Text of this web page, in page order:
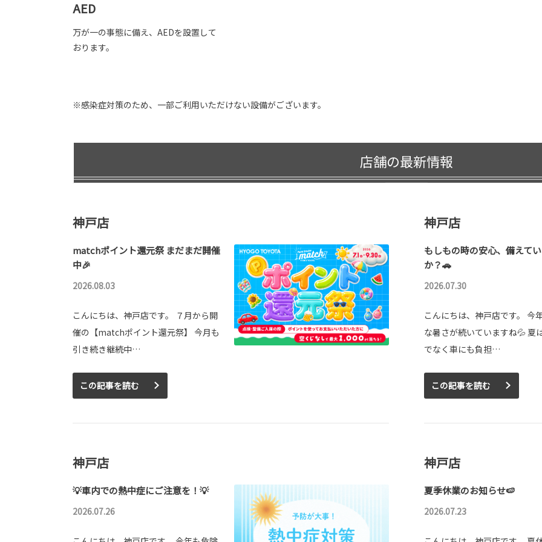
AED
万が一の事態に備え、AEDを設置して
おります。
※感染症対策のため、一部ご利用いただけない設備がございます。
店舗の最新情報
神戸店
matchポイント還元祭 まだまだ開催
中🎉
2026.08.03
こんにちは、神戸店です。 ７月から開
催の【matchポイント還元祭】 今月も
引き続き継続中…
この記事を読む
神戸店
もしもの時の安心、備えて
か？🚗
2026.07.30
こんにちは、神戸店です。 今
な暑さが続いていますね💦 夏
でなく車にも負担…
この記事を読む
神戸店
💡車内での熱中症にご注意を！💡
2026.07.26
神戸店
夏季休業のお知らせ🍉
2026.07.23